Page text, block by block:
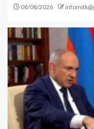
08/08/2026